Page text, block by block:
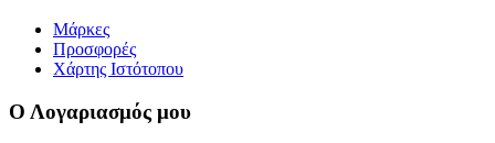
Μάρκες
Προσφορές
Χάρτης Ιστότοπου
Ο Λογαριασμός μου